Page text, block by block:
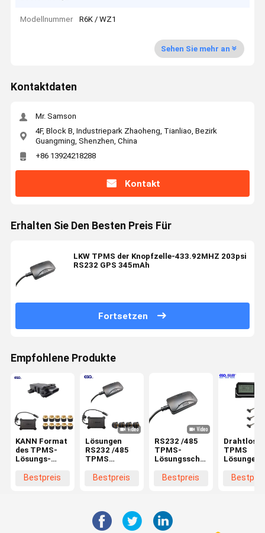
Modellnummer R6K / WZ1
Sehen Sie mehr an
Kontaktdaten
Mr. Samson
4F, Block B, Industriepark Zhaoheng, Tianliao, Bezirk
Guangming, Shenzhen, China
+86 13924218288
Kontakt
Erhalten Sie Den Besten Preis Für
LKW TPMS der Knopfzelle-433.92MHZ 203psi
RS232 GPS 345mAh
Fortsetzen
Empfohlene Produkte
KANN Format
des TPMS-
Lösungs-
Stützprotokoll-
Bestpreis
Lösungen
RS232 /485
TPMS
integrierten
Bestpreis
RS232 /485
TPMS-
Lösungsschnittstelle
LKW 203psi
Bestpreis
Drahtlose
TPMS
Lösungen
P-/